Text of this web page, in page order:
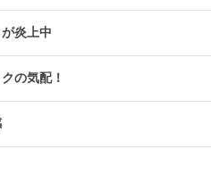
炎上中
の気配！